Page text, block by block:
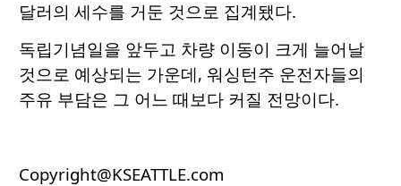
달러의 세수를 거둔 것으로 집계됐다.
독립기념일을 앞두고 차량 이동이 크게 늘어날
것으로 예상되는 가운데, 워싱턴주 운전자들의
주유 부담은 그 어느 때보다 커질 전망이다.
Copyright@KSEATTLE.com